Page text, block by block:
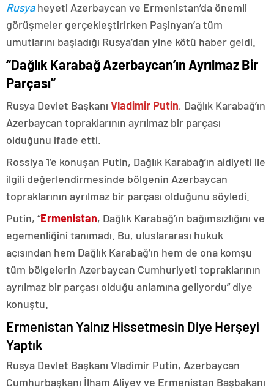
Rusyaheyeti Azerbaycan ve Ermenistan’da önemli
görüşmeler gerçekleştirirken Paşinyan’a tüm
umutlarını başladığı Rusya’dan yine kötü haber geldi.
“Dağlık Karabağ Azerbaycan’ın Ayrılmaz Bir
Parçası”
Rusya Devlet Başkanı Vladimir Putin, Dağlık Karabağ’ın
Azerbaycan topraklarının ayrılmaz bir parçası
olduğunu ifade etti.
Rossiya 1’e konuşan Putin, Dağlık Karabağ’ın aidiyeti ile
ilgili değerlendirmesinde bölgenin Azerbaycan
topraklarının ayrılmaz bir parçası olduğunu söyledi.
Putin, “Ermenistan, Dağlık Karabağ’ın bağımsızlığını ve
egemenliğini tanımadı. Bu, uluslararası hukuk
açısından hem Dağlık Karabağ’ın hem de ona komşu
tüm bölgelerin Azerbaycan Cumhuriyeti topraklarının
ayrılmaz bir parçası olduğu anlamına geliyordu” diye
konuştu.
Ermenistan Yalnız Hissetmesin Diye Herşeyi
Yaptık
Rusya Devlet Başkanı Vladimir Putin, Azerbaycan
Cumhurbaşkanı İlham Aliyev ve Ermenistan Başbakanı